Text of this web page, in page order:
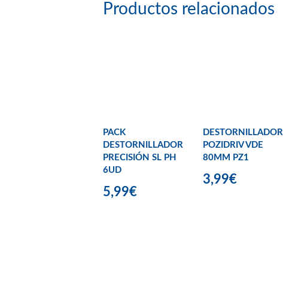
Productos relacionados
PACK
DESTORNILLADOR
PRECISIÓN SL PH
6UD
5,99€
DESTORNILLADOR
POZIDRIV VDE
80MM PZ1
3,99€